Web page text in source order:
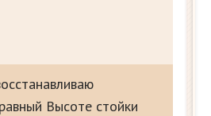
Высоте стойки